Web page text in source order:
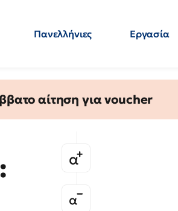
Πανελλήνιες Εργασία
αίτηση για voucher